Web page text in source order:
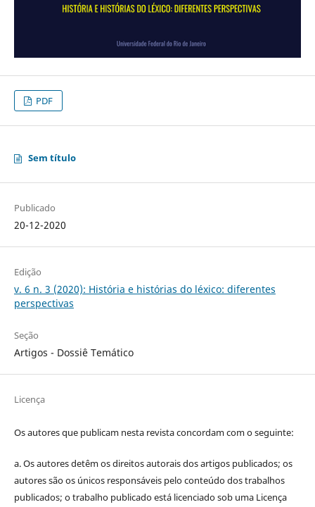
PDF
Sem título
Publicado
20-12-2020
Edição
v. 6 n. 3 (2020): História e histórias do léxico: diferentes
perspectivas
Seção
Artigos - Dossiê Temático
Licença
Os autores que publicam nesta revista concordam com o seguinte:
a.Os autores detêm os direitos autorais dos artigos publicados; os
autores são os únicos responsáveis pelo conteúdo dos trabalhos
publicados; o trabalho publicado está licenciado sob uma Licença